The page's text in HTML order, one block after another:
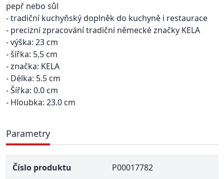
pepř nebo sůl
- tradiční kuchyňský doplněk do kuchyně i restaurace
- precizní zpracování tradiční německé značky KELA
- výška: 23 cm
- šířka: 5,5 cm
- značka: KELA
- Délka: 5.5 cm
- Šířka: 0.0 cm
- Hloubka: 23.0 cm
Parametry
Číslo produktu P00017782